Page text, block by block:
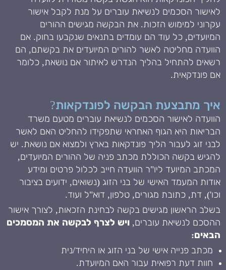
לאישור הסכמים לנשיאת עוברים על מנת לקבל אישור
עקרוני למימוש הזכות. את הבקשה מגישים ההורים
המיועדים, כל עוד הם עומדים בתנאים שנקבעו בחוק. אם
הוועדה מחליטה לאשר להורים המיועדים את בקשתם, הם
רשאים להתחיל בהליך הנדרש לאיתור אם נושאת, כלומר
אם פונדקאית.
איך מתבצעת הבקשה לפונדקאות?
הוועדה לאישור הסכמים לנשיאת עוברים מטעם משרד
הבריאות היא הגוף האחראי שתפקידו להחליט האם לאשר
לבני זוג לעבור הליך פונדקאות בארץ ולמצוא אם נושאת. יש
להגיש בקשה הכוללת מכתב פניה של ההורים המיועדים,
המכתב המיועד ליו"ר הוועדה חייב לכלול פרטים ומידע
אודות המעמד האישי של בני הזוג (נשואים, ידועים בציבור
וכו'), דת, כתובת מגורים, טלפון, דוא"ל ועוד.
בשלב הראשון מגישים בקשה לבחינת הזכאות, לצורך אישור
ההסכם לנשיאת עוברים,ויש לצרף לבקשה את המסמכים
הבאים:
מכתב פנייה אישי של בני הזוג או היחיד/נית
חוות דעת רפואית עבור האם המיועדת.